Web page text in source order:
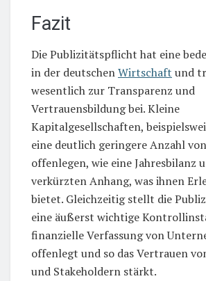
Fazit
Die Publizitätspflicht hat eine
in der deutschenWirtschaft und
wesentlich zur Transparenz und
Vertrauensbildung bei. Kleine
Kapitalgesellschaften,
eine deutlich geringere Anzahl
offenlegen, wie eine Jahresbilanz
verkürzten Anhang, was ihnen
bietet. Gleichzeitig stellt die
eine äußerst wichtige
finanzielle Verfassung von
offenlegt und so das Vertrauen
und Stakeholdern stärkt.